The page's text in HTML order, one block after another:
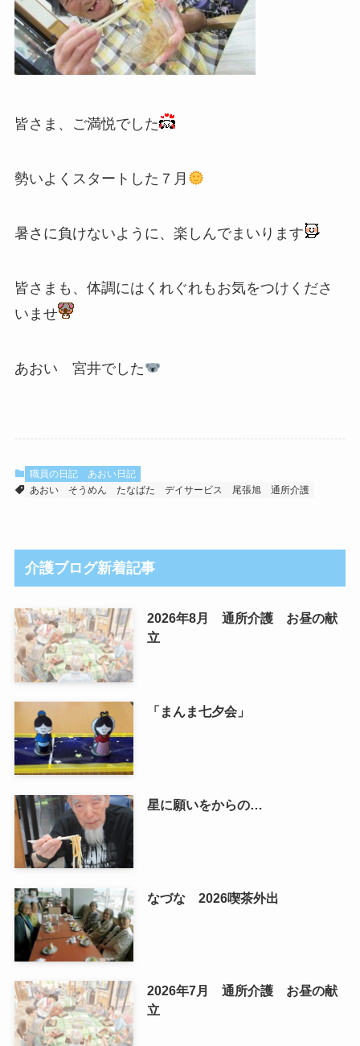
皆さま、ご満悦でした
勢いよくスタートした７月
暑さに負けないように、楽しんでまいります
皆さまも、体調にはくれぐれもお気をつけくださ
いませ
あおい 宮井でした
職員の日記
あおい日記
あおい
そうめん たなばた デイサービス 尾張旭 通所介護
介護ブログ新着記事
2026年8月 通所介護 お昼の献
立
「まんま七夕会」
星に願いをからの…
なづな 2026喫茶外出
2026年7月 通所介護 お昼の献
立